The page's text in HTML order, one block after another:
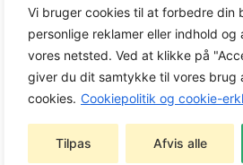
Vi bruger cookies til at forbedre din
personlige reklamer eller indhold
vores netsted. Ved at klikke på
giver du dit samtykke til vores brug
cookies. Cookiepolitik og cookie-
Tilpas Afvis alle
Maks. batterilevetid AK 30 med
trådklipperhoved
Min. batterilevetid AK 30 med
Maks. batterilevetid AK 30 med